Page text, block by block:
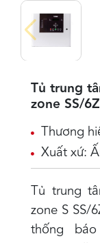
Tủ trung
zone SS/
Thương
Xuất xứ:
Tủ trung
zone S SS/
thống